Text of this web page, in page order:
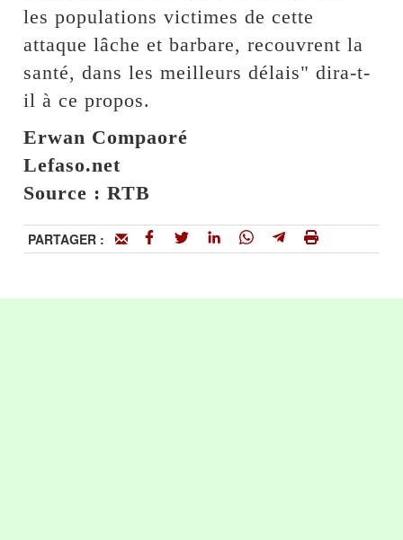
les populations victimes de cette
attaque lâche et barbare, recouvrent la
santé, dans les meilleurs délais" dira-t-
il à ce propos.
Erwan Compaoré
Lefaso.net
Source : RTB
PARTAGER :